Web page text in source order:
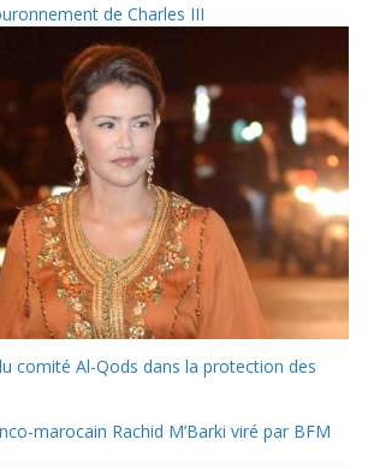
de Charles III
comité Al-Qods dans la protection des
marocain Rachid M’Barki viré par BFM